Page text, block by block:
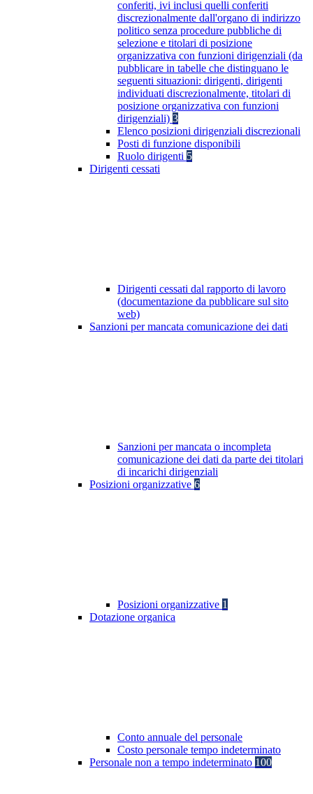
conferiti, ivi inclusi quelli conferiti
discrezionalmente dall'organo di indirizzo
politico senza procedure pubbliche di
selezione e titolari di posizione
organizzativa con funzioni dirigenziali (da
pubblicare in tabelle che distinguano le
seguenti situazioni: dirigenti, dirigenti
individuati discrezionalmente, titolari di
posizione organizzativa con funzioni
dirigenziali) 3
Elenco posizioni dirigenziali discrezionali
Posti di funzione disponibili
Ruolo dirigenti 5
Dirigenti cessati
Dirigenti cessati dal rapporto di lavoro
(documentazione da pubblicare sul sito
web)
Sanzioni per mancata comunicazione dei dati
Sanzioni per mancata o incompleta
comunicazione dei dati da parte dei titolari
di incarichi dirigenziali
Posizioni organizzative 6
Posizioni organizzative 1
Dotazione organica
Conto annuale del personale
Costo personale tempo indeterminato
Personale non a tempo indeterminato 100